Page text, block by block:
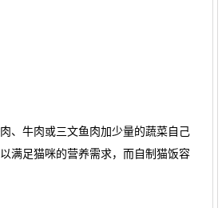
、牛肉或三文鱼肉加少量的蔬菜自己
满足猫咪的营养需求，而自制猫饭容